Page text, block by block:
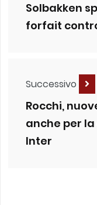
Solbakken
forfait
Successivo
Rocchi,
anche per
Inter